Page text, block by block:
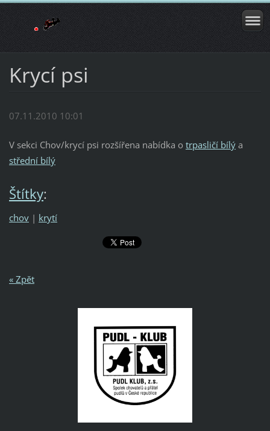
Krycí psi
07.11.2010 10:01
V sekci Chov/krycí psi rozšířena nabídka o trpasličí bílýa
střední bílý
Štítky:
chov | krytí
« Zpět